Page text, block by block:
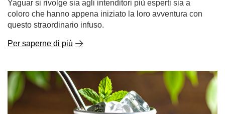
Yaguar si rivolge sia agli intenditori più esperti sia a
coloro che hanno appena iniziato la loro avventura con
questo straordinario infuso.
Per saperne di più